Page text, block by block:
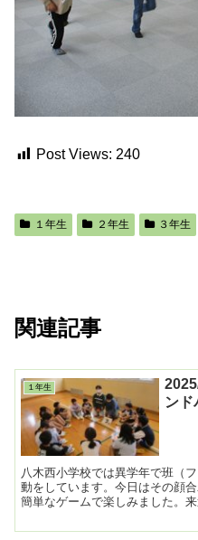
Post Views: 240
１年生 ２年生 ３年生
関連記事
１年生
ンド
八木西小学校では異学年で班（
動をしています。今日はその顔